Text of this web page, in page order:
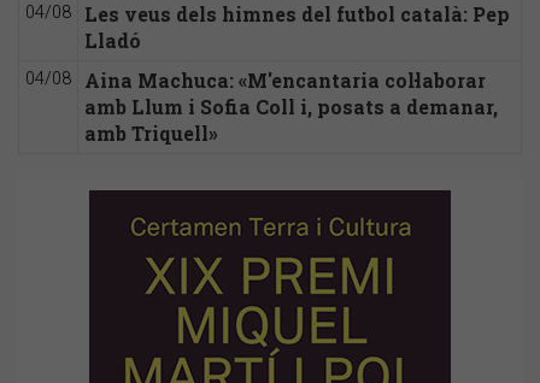
04/08
Les veus dels himnes del futbol català: Pep
Lladó
04/08
Aina Machuca: «M'encantaria col·laborar
amb Llum i Sofia Coll i, posats a demanar,
amb Triquell»